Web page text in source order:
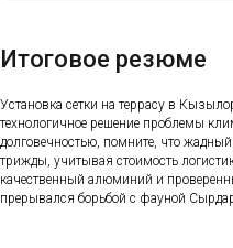
Итоговое резюме
Установка сетки на террасу в
технологичное решение проблемы
долговечностью, помните, что
трижды, учитывая стоимость
качественный алюминий и
прерывался борьбой с фауной